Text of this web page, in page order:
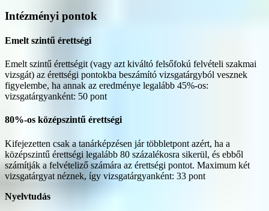
Intézményi pontok
Emelt szintű érettségi
Emelt szintű érettségit (vagy azt kiváltó felsőfokú felvételi szakmai
vizsgát) az érettségi pontokba beszámító vizsgatárgyból vesznek
figyelembe, ha annak az eredménye legalább 45%-os:
vizsgatárgyanként: 50 pont
80%-os középszintű érettségi
Kifejezetten csak a tanárképzésen jár többletpont azért, ha a
középszintű érettségi legalább 80 százalékosra sikerül, és ebből
számítják a felvételiző számára az érettségi pontot. Maximum két
vizsgatárgyat néznek, így vizsgatárgyanként: 33 pont
Nyelvtudás